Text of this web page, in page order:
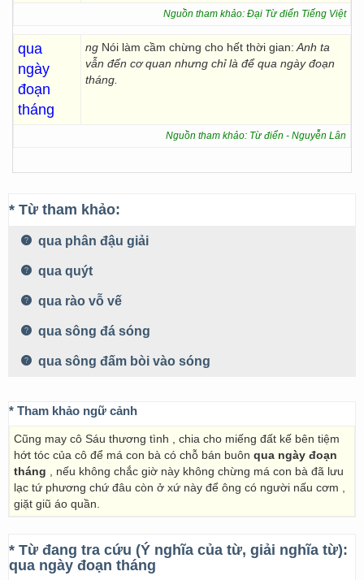
Nguồn tham khảo: Đại Từ điển Tiếng Việt
qua
ngày
đoạn
tháng
ng Nói làm cầm chừng cho hết thời gian: Anh ta
vẫn đến cơ quan nhưng chỉ là để qua ngày đoạn
tháng.
Nguồn tham khảo: Từ điển - Nguyễn Lân
* Từ tham khảo:
qua phân đậu giải
qua quýt
qua rào vỗ vế
qua sông đá sóng
qua sông đấm bòi vào sóng
* Tham khảo ngữ cảnh
Cũng may cô Sáu thương tình , chia cho miếng đất kế bên tiệm
hớt tóc của cô để má con bà có chỗ bán buôn qua ngày đoạn
tháng , nếu không chắc giờ này không chừng má con bà đã lưu
lạc tứ phương chứ đâu còn ở xứ này để ông có người nấu cơm ,
giặt giũ áo quần.
* Từ đang tra cứu (Ý nghĩa của từ, giải nghĩa từ):
qua ngày đoạn tháng